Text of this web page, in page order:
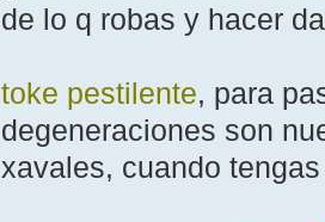
de lo q robas y hacer
toke pestilente, para
degeneraciones son
xavales, cuando